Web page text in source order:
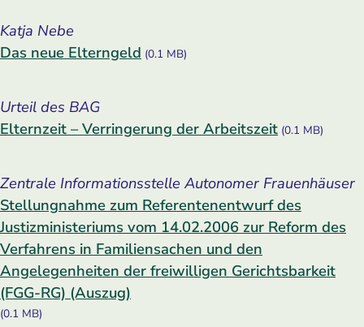
Katja Nebe
Das neue Elterngeld (0.1 MB)
Urteil des BAG
Elternzeit – Verringerung der Arbeitszeit (0.1 MB)
Zentrale Informationsstelle Autonomer Frauenhäuser
Stellungnahme zum Referentenentwurf des
Justizministeriums vom 14.02.2006 zur Reform des
Verfahrens in Familiensachen und den
Angelegenheiten der freiwilligen Gerichtsbarkeit
(FGG-RG) (Auszug)
(0.1 MB)